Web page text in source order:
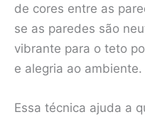
de cores entre as
se as paredes são
vibrante para o teto
e alegria ao ambiente.
Essa técnica ajuda a